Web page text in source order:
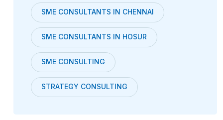
SME CONSULTANTS IN CHENNAI
SME CONSULTANTS IN HOSUR
SME CONSULTING
STRATEGY CONSULTING